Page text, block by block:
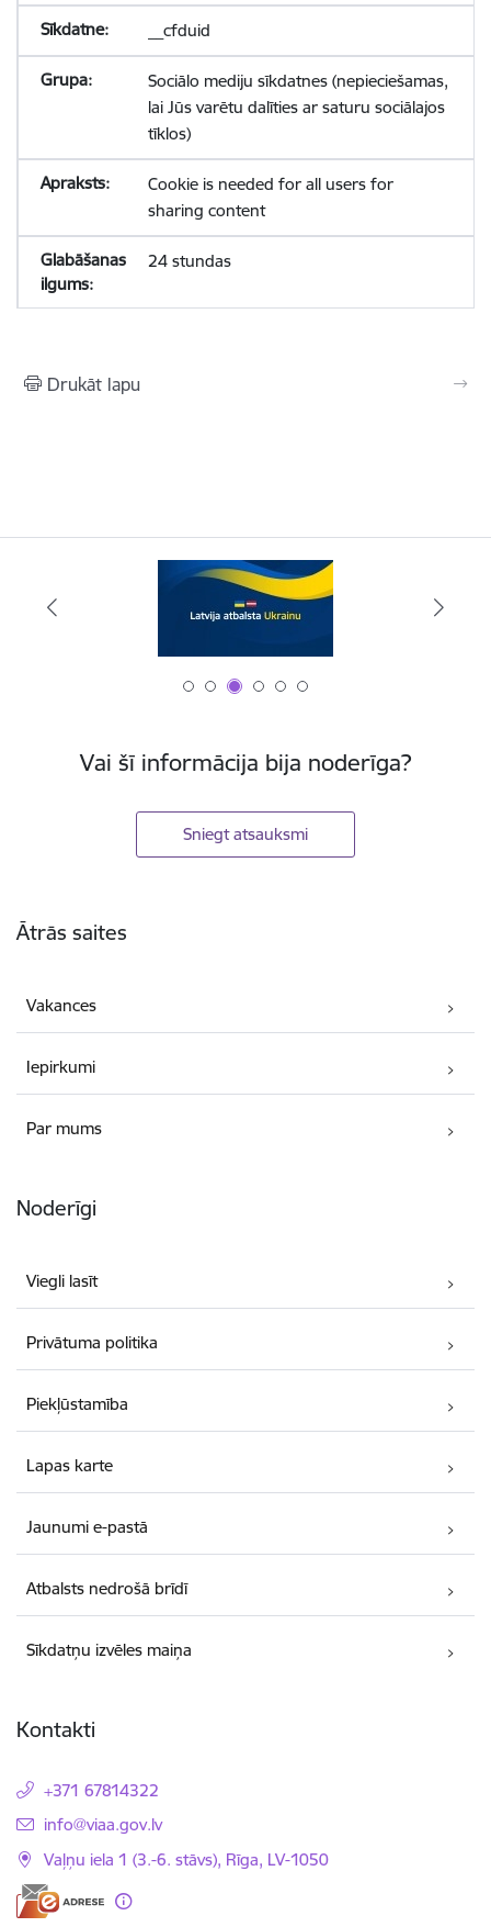
__cfduid
Sociālo mediju sīkdatnes (nepieciešamas,
lai Jūs varētu dalīties ar saturu sociālajos
tīklos)
Cookie is needed for all users for
sharing content
24 stundas
Drukāt lapu
Vai šī informācija bija noderīga?
Sniegt atsauksmi
Ātrās saites
Vakances
Iepirkumi
Par mums
Noderīgi
Viegli lasīt
Privātuma politika
Piekļūstamība
Lapas karte
Jaunumi e-pastā
Atbalsts nedrošā brīdī
Sīkdatņu izvēles maiņa
Kontakti
+371 67814322
E-pasts:
info@viaa.gov.lv
Vaļņu iela 1 (3.-6. stāvs), Rīga, LV-1050